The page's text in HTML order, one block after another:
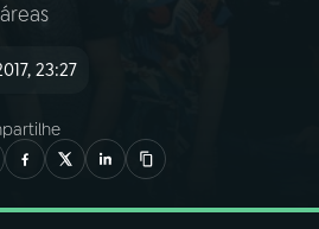
23:27